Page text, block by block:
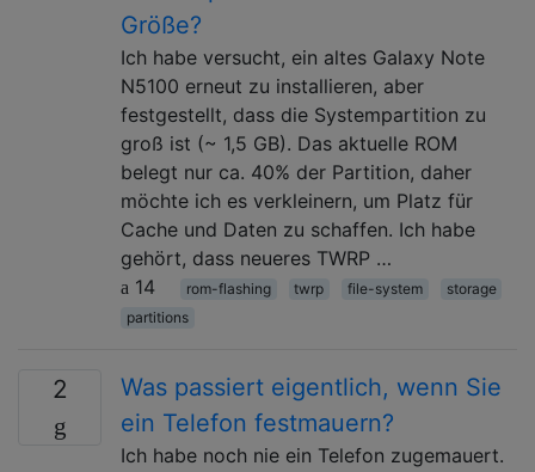
Größe?
Ich habe versucht, ein altes Galaxy Note
N5100 erneut zu installieren, aber
festgestellt, dass die Systempartition zu
groß ist (~ 1,5 GB). Das aktuelle ROM
belegt nur ca. 40% der Partition, daher
möchte ich es verkleinern, um Platz für
Cache und Daten zu schaffen. Ich habe
gehört, dass neueres TWRP …
14
rom-flashing twrp file-system
storage
partitions
2
Was passiert eigentlich, wenn Sie
ein Telefon festmauern?
Ich habe noch nie ein Telefon zugemauert.